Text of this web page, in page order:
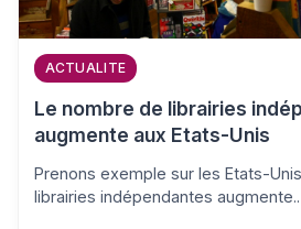
ACTUALITE
Le nombre de librairies
augmente aux Etats-Unis
Prenons exemple sur les Etats-
librairies indépendantes